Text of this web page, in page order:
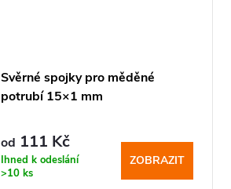
Svěrné spojky pro měděné
potrubí 15×1 mm
od 111 Kč
Ihned k odeslání
>10 ks
ZOBRAZIT